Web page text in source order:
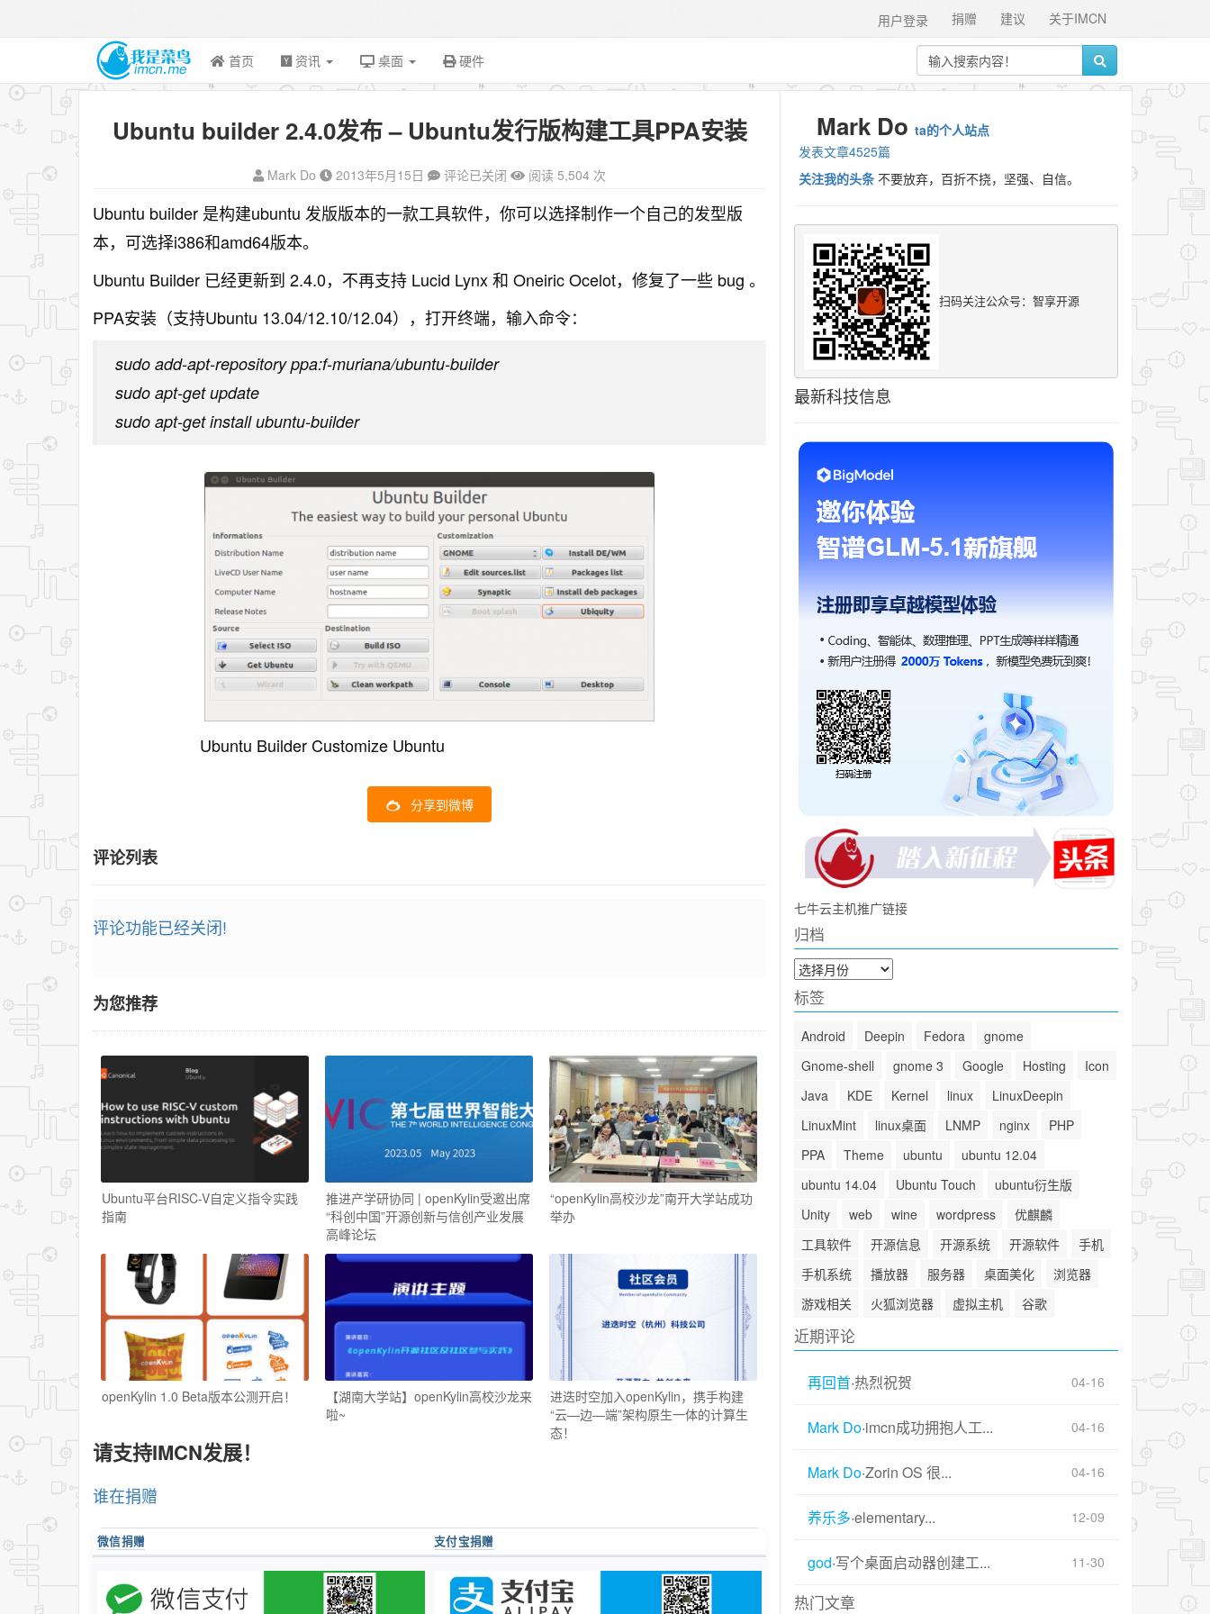
关于IMCN
建议
捐赠
用户登录
首页 资讯 桌面 硬件
Ubuntu builder 2.4.0发布 – Ubuntu发行版构建工具PPA安装
Mark Do 2013年5月15日 评论已关闭 阅读 5,504 次
Ubuntu builder 是构建ubuntu 发版版本的一款工具软件，你可以选择制作一个自己的发型版
本，可选择i386和amd64版本。
Ubuntu Builder 已经更新到 2.4.0，不再支持 Lucid Lynx 和 Oneiric Ocelot，修复了一些 bug 。
PPA安装（支持Ubuntu 13.04/12.10/12.04），打开终端，输入命令：
sudo add-apt-repository ppa:f-muriana/ubuntu-builder
sudo apt-get update
sudo apt-get install ubuntu-builder
Ubuntu Builder Customize Ubuntu
分享到微博
评论列表
评论功能已经关闭!
为您推荐
Ubuntu平台RISC-V自定义指令实践
指南
推进产学研协同 | openKylin受邀出席
“科创中国”开源创新与信创产业发展
高峰论坛
“openKylin高校沙龙”南开大学站成功
举办
openKylin 1.0 Beta版本公测开启！
【湖南大学站】openKylin高校沙龙来
啦~
进迭时空加入openKylin，携手构建
“云—边—端”架构原生一体的计算生
态！
请支持IMCN发展！
谁在捐赠
微信捐赠 支付宝捐赠
Mark Do ta的个人站点
发表文章4525篇
关注我的头条 不要放弃，百折不挠，坚强、自信。
扫码关注公众号：智享开源
最新科技信息
七牛云主机推广链接
归档
归
档
标签
Android Deepin Fedora
gnome
Gnome-shell
gnome 3 Google Hosting
Icon
Java
KDE Kernel linux
LinuxDeepin
LinuxMint
linux桌面 LNMP nginx
PHP
PPA
Theme ubuntu
ubuntu 12.04
ubuntu 14.04
Ubuntu Touch
ubuntu衍生版
Unity
web wine wordpress
优麒麟
工具软件
开源信息 开源系统 开源软件
手机
手机系统
播放器 服务器 桌面美化
浏览器
游戏相关
火狐浏览器 虚拟主机 谷歌
近期评论
再回首·热烈祝贺 04-16
Mark Do·imcn成功拥抱人工... 04-16
Mark Do·Zorin OS 很... 04-16
养乐多·elementary... 12-09
god·写个桌面启动器创建工... 11-30
热门文章